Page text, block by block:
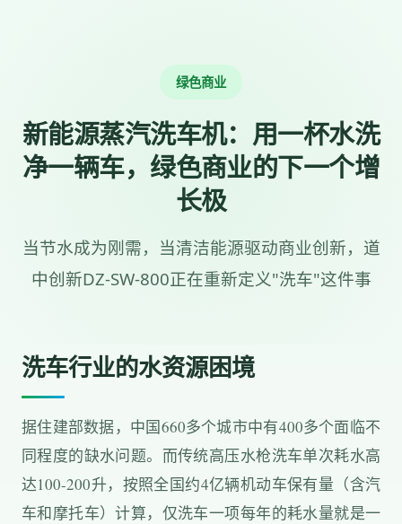
绿色商业
新能源蒸汽洗车机：用一杯水洗
净一辆车，绿色商业的下一个增
长极
当节水成为刚需，当清洁能源驱动商业创新，道
中创新DZ-SW-800正在重新定义"洗车"这件事
洗车行业的水资源困境
据住建部数据，中国660多个城市中有400多个面临不
同程度的缺水问题。而传统高压水枪洗车单次耗水高
达100-200升，按照全国约4亿辆机动车保有量（含汽
车和摩托车）计算，仅洗车一项每年的耗水量就是一